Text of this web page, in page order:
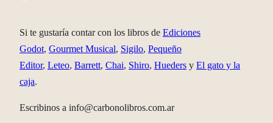
Si te gustaría contar con los libros de Ediciones
Godot, Gourmet Musical, Sigilo, Pequeño
Editor, Leteo, Barrett, Chai, Shiro, Hueders y El gato y la
caja.
Escribinos a info@carbonolibros.com.ar